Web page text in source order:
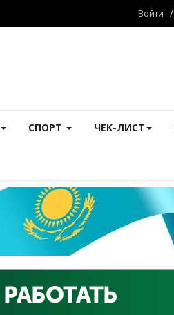
Войти /
СПОРТ ЧЕК-ЛИСТ